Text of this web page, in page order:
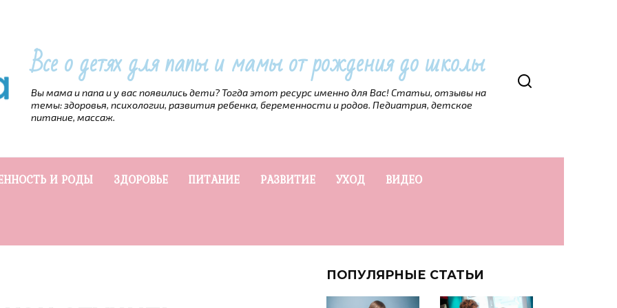
Все о детях для папы и мамы от рождения до школы
Вы мама и папа и у вас появились дети? Тогда этот ресурс именно для Вас! Статьи, отзывы на
темы: здоровья, психологии, развития ребенка, беременности и родов. Педиатрия, детское
питание, массаж.
И РОДЫ ЗДОРОВЬЕ ПИТАНИЕ РАЗВИТИЕ УХОД ВИДЕО
ПОПУЛЯРНЫЕ СТАТЬИ